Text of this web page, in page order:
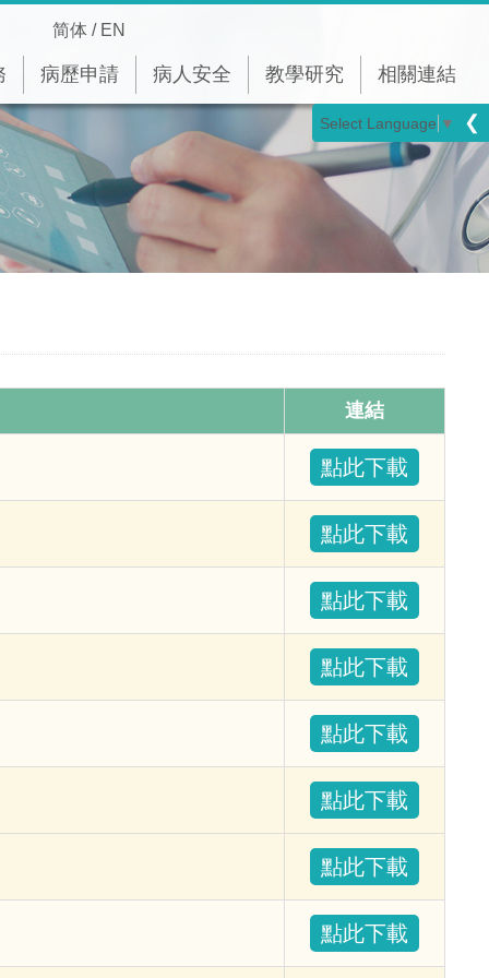
Select Language ▼ ❮
简体 / EN
病歷申請 病人安全 教學研究 相關連結
連結
點此下載
點此下載
點此下載
點此下載
點此下載
點此下載
點此下載
點此下載